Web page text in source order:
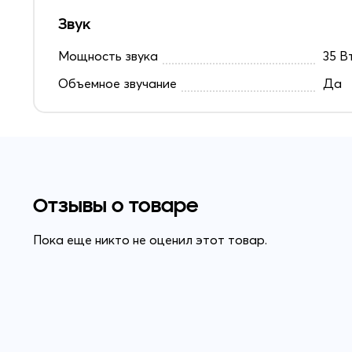
Звук
Мощность звука
35
Объемное звучание
Да
Отзывы о товаре
Пока еще никто не оценил этот товар.